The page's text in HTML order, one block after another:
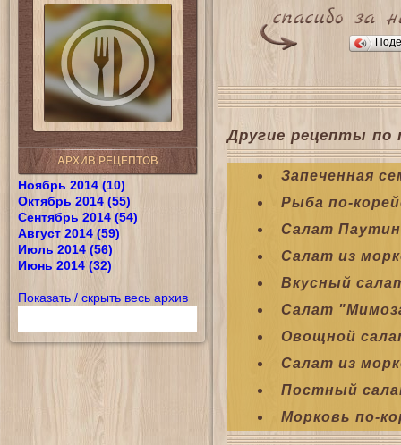
АРХИВ РЕЦЕПТОВ
Ноябрь 2014 (10)
Октябрь 2014 (55)
Сентябрь 2014 (54)
Август 2014 (59)
Июль 2014 (56)
Июнь 2014 (32)
Показать / скрыть весь архив
Другие рецепты по
Запеченная
Рыба по-
Салат
Салат из
Вкусный
Салат
Овощной
Салат из
Постный
Морковь по-